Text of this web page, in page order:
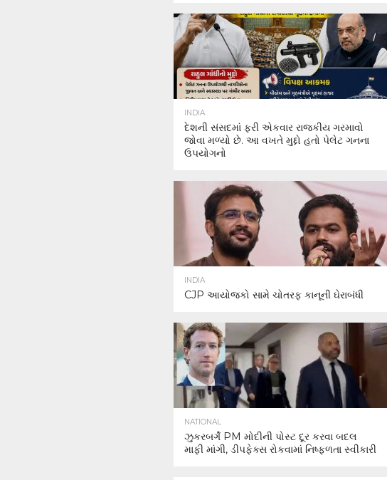
INDIA
દેશની સંસદમાં ફરી એકવાર રાજકીય ગરમાવો
જોવા મળ્યો છે. આ વખતે મુદ્દો હતો પેલેટ ગનના
ઉપયોગનો
INDIA
CJP આયોજકો સામે ચોતરફ કાનૂની ઘેરાબંધી
NATIONAL
ઝુકરબર્ગે PM મોદીની પોસ્ટ દૂર કરવા બદલ
માફી માંગી, ડીપફેક્સ રોકવામાં નિષ્ફળતા સ્વીકારી